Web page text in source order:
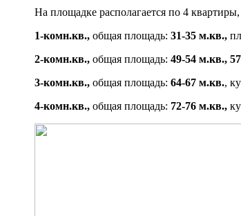
На площадке располагается по 4
1-комн.кв., общая площадь: 31-35 м.кв.,
2-комн.кв., общая площадь: 49-54 м.кв.,
3-комн.кв., общая площадь: 64-67 м.кв.,
4-комн.кв., общая площадь: 72-76 м.кв.,